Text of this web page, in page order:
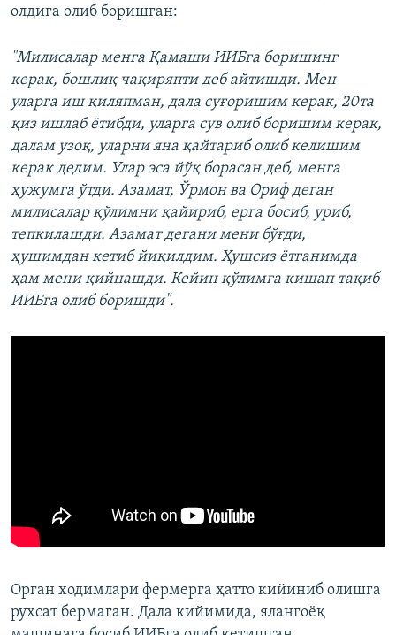
олдига олиб боришган:
"Милисалар менга Қамаши ИИБга боришинг
керак, бошлиқ чақиряпти деб айтишди. Мен
уларга иш қиляпман, дала суғоришим керак, 20та
қиз ишлаб ётибди, уларга сув олиб боришим керак,
далам узоқ, уларни яна қайтариб олиб келишим
керак дедим. Улар эса йўқ борасан деб, менга
ҳужумга ўтди. Азамат, Ўрмон ва Ориф деган
милисалар қўлимни қайириб, ерга босиб, уриб,
тепкилашди. Азамат дегани мени бўғди,
ҳушимдан кетиб йиқилдим. Ҳушсиз ётганимда
ҳам мени қийнашди. Кейин қўлимга кишан тақиб
ИИБга олиб боришди".
Орган ходимлари фермерга ҳатто кийиниб олишга
рухсат бермаган. Дала кийимида, ялангоёқ